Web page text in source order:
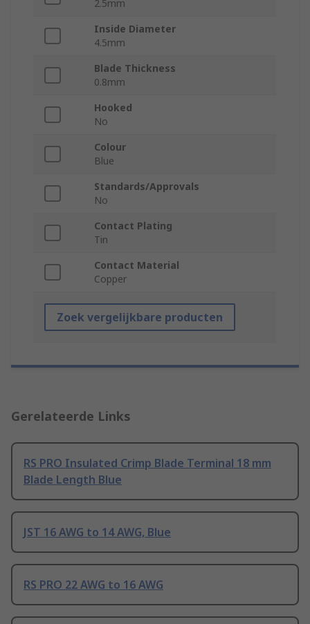
2.5mm
Inside Diameter
4.5mm
Blade Thickness
0.8mm
Hooked
No
Colour
Blue
Standards/Approvals
No
Contact Plating
Tin
Contact Material
Copper
Zoek vergelijkbare producten
Gerelateerde Links
RS PRO Insulated Crimp Blade Terminal 18 mm
Blade Length Blue
JST 16 AWG to 14 AWG, Blue
RS PRO 22 AWG to 16 AWG